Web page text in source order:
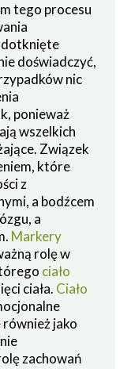
tego procesu
dotknięte
doświadczyć,
nic
ponieważ
wszelkich
Związek
które
z
a bodźcem
a
Markery
rolę w
ciało
ciała. Ciało
jako
zachowań